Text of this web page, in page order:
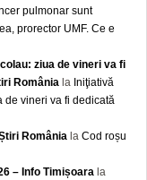
pulmonar sunt
prorector UMF. Ce e
ziua de vineri va fi
România la Iniţiativă
de vineri va fi dedicată
România la Cod roșu
– Info Timișoara la